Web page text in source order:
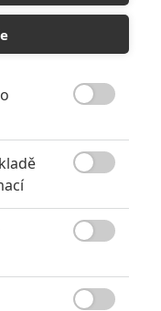
strašidelného
válka
x Kong: Nové